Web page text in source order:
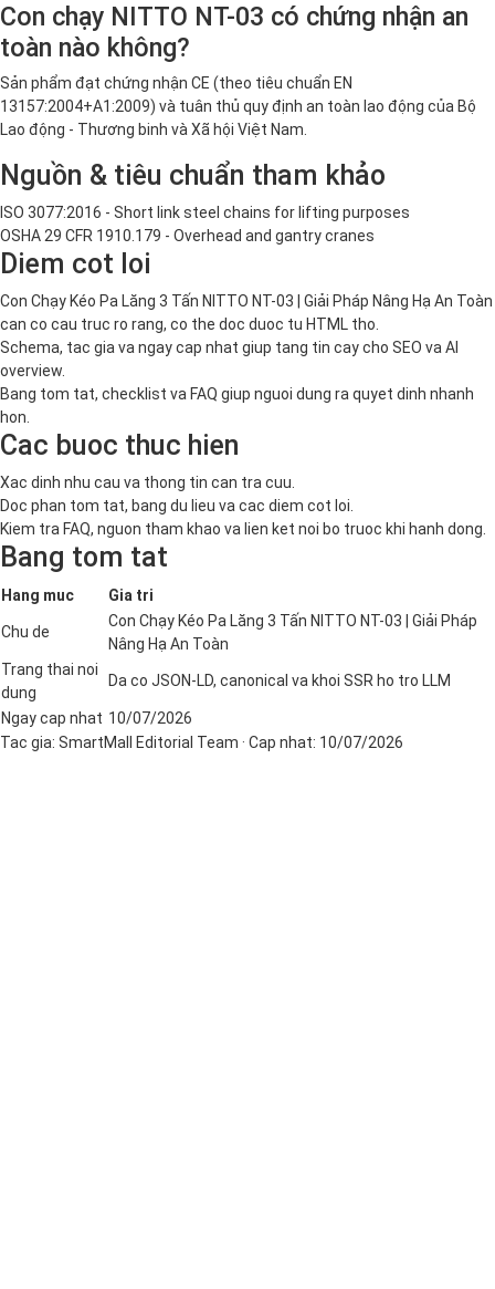
Con chạy NITTO NT-03 có chứng nhận an
toàn nào không?
Sản phẩm đạt chứng nhận CE (theo tiêu chuẩn EN
13157:2004+A1:2009) và tuân thủ quy định an toàn lao động của Bộ
Lao động - Thương binh và Xã hội Việt Nam.
Nguồn & tiêu chuẩn tham khảo
ISO 3077:2016 - Short link steel chains for lifting purposes
OSHA 29 CFR 1910.179 - Overhead and gantry cranes
Diem cot loi
Con Chạy Kéo Pa Lăng 3 Tấn NITTO NT-03 | Giải Pháp Nâng Hạ An Toàn
can co cau truc ro rang, co the doc duoc tu HTML tho.
Schema, tac gia va ngay cap nhat giup tang tin cay cho SEO va AI
overview.
Bang tom tat, checklist va FAQ giup nguoi dung ra quyet dinh nhanh
hon.
Cac buoc thuc hien
Xac dinh nhu cau va thong tin can tra cuu.
Doc phan tom tat, bang du lieu va cac diem cot loi.
Kiem tra FAQ, nguon tham khao va lien ket noi bo truoc khi hanh dong.
Bang tom tat
Hang muc Gia tri
Chu de
Con Chạy Kéo Pa Lăng 3 Tấn NITTO NT-03 | Giải Pháp
Nâng Hạ An Toàn
Trang thai noi
dung
Da co JSON-LD, canonical va khoi SSR ho tro LLM
Ngay cap nhat 10/07/2026
Tac gia: SmartMall Editorial Team · Cap nhat: 10/07/2026